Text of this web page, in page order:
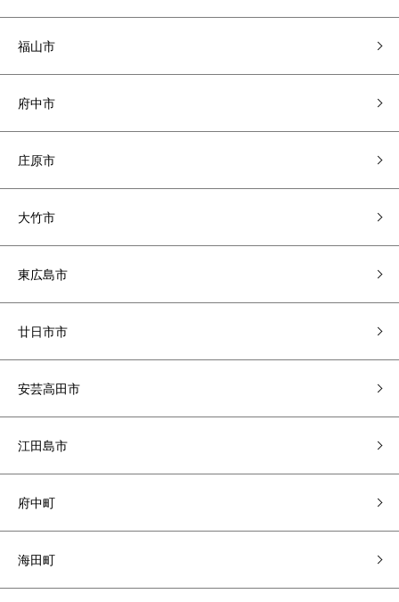
福山市
府中市
庄原市
大竹市
東広島市
廿日市市
安芸高田市
江田島市
府中町
海田町